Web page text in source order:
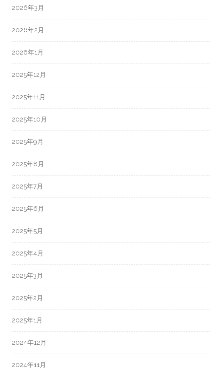
2026年3月
2026年2月
2026年1月
2025年12月
2025年11月
2025年10月
2025年9月
2025年8月
2025年7月
2025年6月
2025年5月
2025年4月
2025年3月
2025年2月
2025年1月
2024年12月
2024年11月